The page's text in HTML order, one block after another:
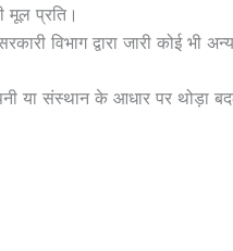
मूल प्रति।
विभाग द्वारा जारी कोई भी
या संस्थान के आधार पर थोड़ा